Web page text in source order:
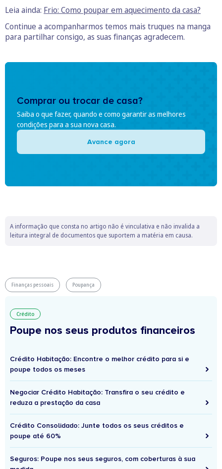
Leia ainda: Frio: Como poupar em aquecimento da casa?
Continue a acompanharmos temos mais truques na manga
para partilhar consigo, as suas finanças agradecem.
Comprar ou trocar de casa?
Saiba o que fazer, quando e como garantir as melhores
condições para a sua nova casa.
Avance agora
A informação que consta no artigo não é vinculativa e não invalida a
leitura integral de documentos que suportem a matéria em causa.
Finanças pessoais Poupança
Crédito
Poupe nos seus produtos financeiros
Crédito Habitação: Encontre o melhor crédito para si e
poupe todos os meses
Negociar Crédito Habitação: Transfira o seu crédito e
reduza a prestação da casa
Crédito Consolidado: Junte todos os seus créditos e
poupe até 60%
Seguros: Poupe nos seus seguros, com coberturas à sua